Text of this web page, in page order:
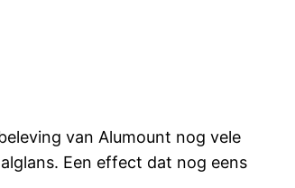
van Alumount nog vele
Een effect dat nog eens